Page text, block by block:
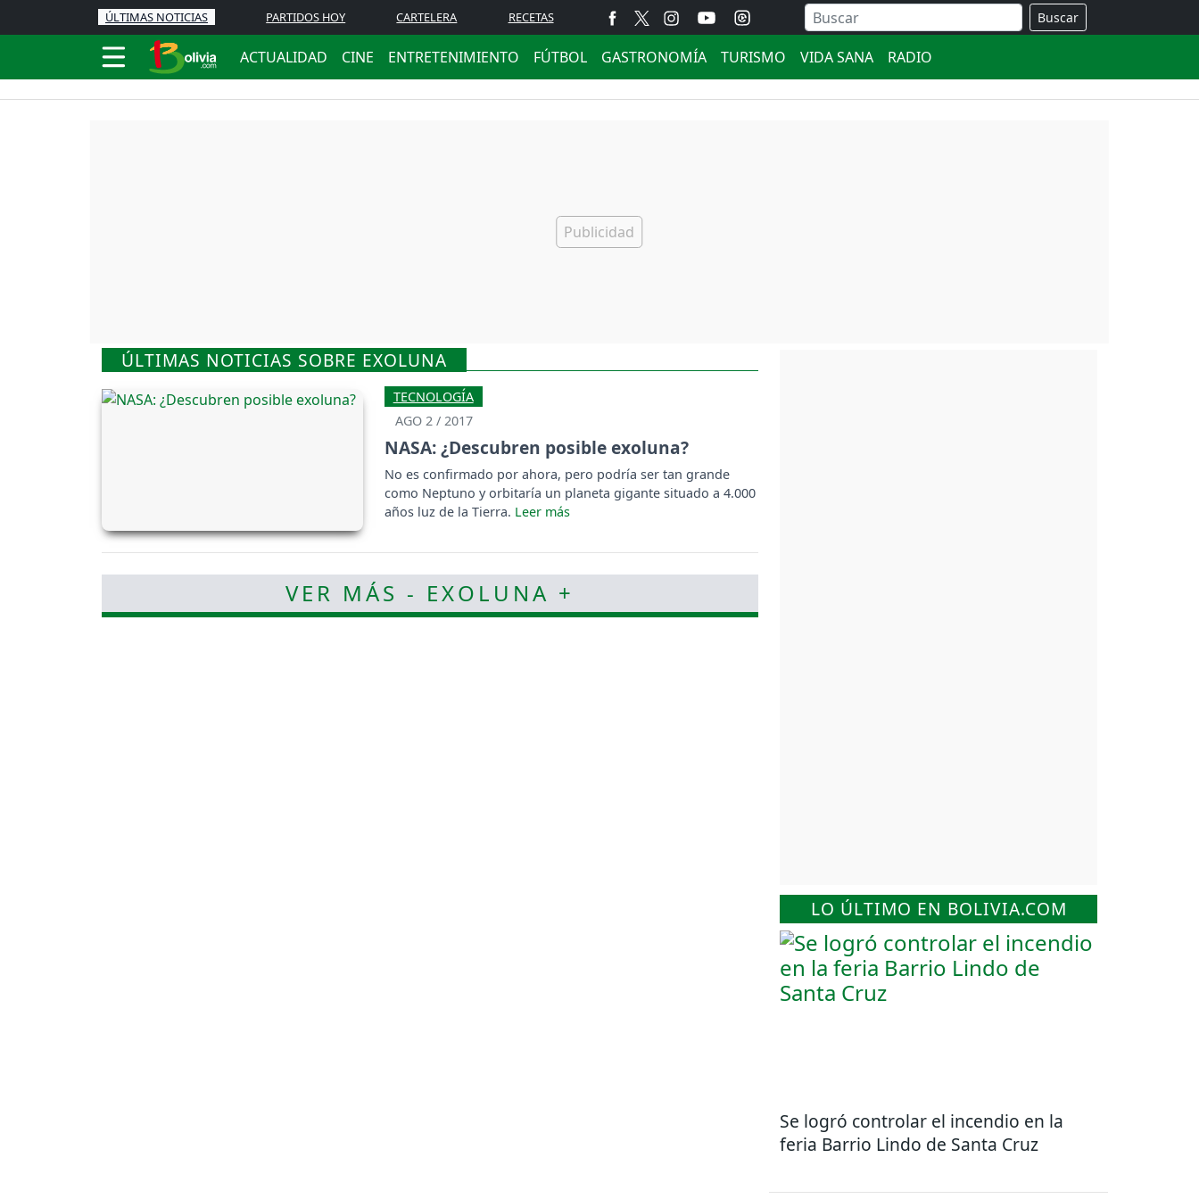
ÚLTIMAS NOTICIAS PARTIDOS HOY CARTELERA RECETAS Buscar
ACTUALIDAD CINE ENTRETENIMIENTO FÚTBOL GASTRONOMÍA TURISMO VIDA SANA RADIO
ÚLTIMAS NOTICIAS SOBRE EXOLUNA
TECNOLOGÍA
AGO 2 / 2017
NASA: ¿Descubren posible exoluna?
No es confirmado por ahora, pero podría ser tan grande
como Neptuno y orbitaría un planeta gigante situado a 4.000
años luz de la Tierra.
VER MÁS - EXOLUNA +
LO ÚLTIMO EN BOLIVIA.COM
Se logró controlar el incendio en la
feria Barrio Lindo de Santa Cruz